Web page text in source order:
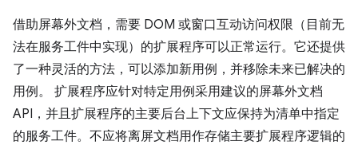
借助屏幕外文档，需要 DOM 或窗口互动访问权限（目前无
法在服务工件中实现）的扩展程序可以正常运行。它还提供
了一种灵活的方法，可以添加新用例，并移除未来已解决的
用例。 扩展程序应针对特定用例采用建议的屏幕外文档
API，并且扩展程序的主要后台上下文应保持为清单中指定
的服务工件。不应将离屏文档用作存储主要扩展程序逻辑的